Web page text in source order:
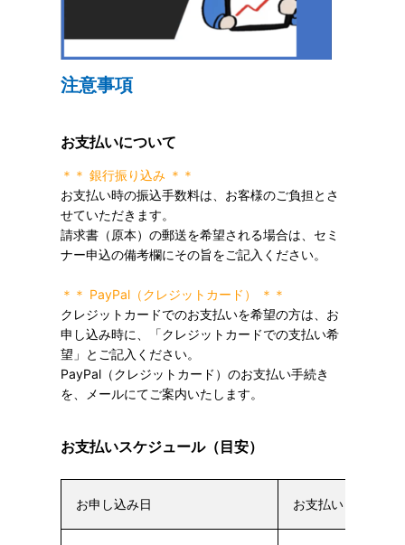
注意事項
お支払いについて
＊＊ 銀行振り込み ＊＊
お支払い時の振込手数料は、お客様のご負担とさ
せていただきます。
請求書（原本）の郵送を希望される場合は、セミ
ナー申込の備考欄にその旨をご記入ください。
＊＊ PayPal（クレジットカード） ＊＊
クレジットカードでのお支払いを希望の方は、お
申し込み時に、「クレジットカードでの支払い希
望」とご記入ください。
PayPal（クレジットカード）のお支払い手続き
を、メールにてご案内いたします。
お支払いスケジュール（目安）
お申し込み日 お支払い日